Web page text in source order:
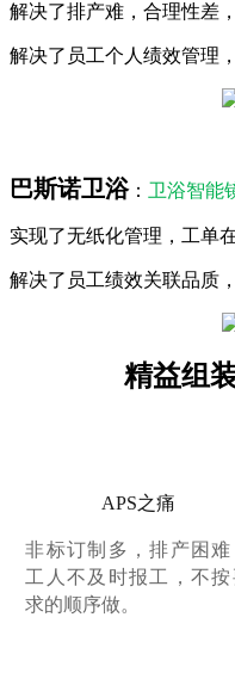
解决了排产难，合理性差
解决了员工个人绩效管理
巴斯诺卫浴： 卫浴智能
实现了无纸化管理，工单
解决了员工绩效关联品质
精益组
APS之痛
非标订制多，排产困难
工人不及时报工，不按
求的顺序做。